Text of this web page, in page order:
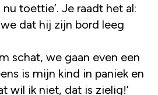
toettie’. Je raadt het al:
dat hij zijn bord leeg
schat, we gaan even een
is mijn kind in paniek en
wil ik niet, dat is zielig!’